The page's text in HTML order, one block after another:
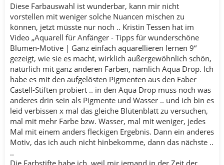
Diese Farbauswahl ist wunderbar, kann mir nicht
vorstellen mit weniger solche Nuancen mischen zu
können, jetzt müsste nur noch .. Kristin Tessen hat im
Video „Aquarell für Anfänger - Tipps für wunderschöne
Blumen-Motive | Ganz einfach aquarellieren lernen 9“
gezeigt, wie sie es macht, wirklich außergewöhnlich schön,
natürlich mit ganz anderen Farben, nämlich Aqua Drop. Ich
habe es mit den aufgelösten Pigmenten aus den Faber
Castell-Stiften probiert .. in den Aqua Drop muss noch was
anderes drin sein als Pigmente und Wasser .. und ich bin es
leid verbissen x mal das gleiche Blütenblatt zu versuchen,
mal mit mehr Farbe bzw. Wasser, mal mit weniger, jedes
Mal mit einem anders fleckigen Ergebnis. Dann ein anderes
Motiv, das ich auch nicht hinbekomme, dann das nächste ..
..
Die Farbstifte habe ich, weil mir jemand in der Zeit der